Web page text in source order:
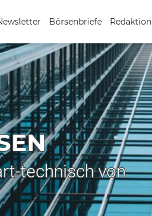
Börsenbriefe Redaktion
technisch von